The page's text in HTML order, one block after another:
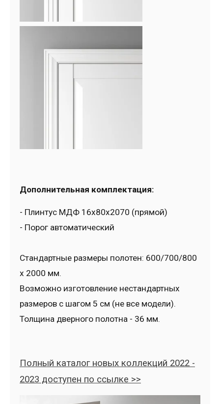
Дополнительная комплектация:
- Плинтус МДФ 16x80x2070 (прямой)
- Порог автоматический
Стандартные размеры полотен: 600/700/800
x 2000 мм.
Возможно изготовление нестандартных
размеров с шагом 5 см (не все модели).
Толщина дверного полотна - 36 мм.
Полный каталог новых коллекций 2022 -
2023 доступен по ссылке >>